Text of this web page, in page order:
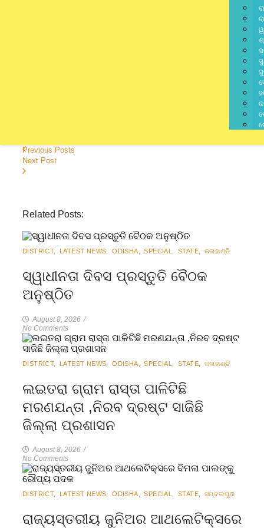
Previous Posts
Next Post
Related Posts:
DISTRICT, LATEST NEWS ODISHA SPECIAL STATE କଳାହାଣ୍ଡି
ସ୍ୱାଧୀନତା ଦିବସ ପ୍ରସ୍ତୁତି ବୈଠକ
ଅନୁଷ୍ଠିତ
August 8, 2026 /
No Comments
DISTRICT, LATEST NEWS ODISHA SPECIAL STATE କଳାହାଣ୍ଡି
ଲଇତରା ଗ୍ରାମ ରାସ୍ତା ପାଳିଟିଛି
ମରଣଯନ୍ତା ,ନିରବ ଦ୍ରଷ୍ଟ ସାଜିଛି
ଜିଲ୍ଲା ପ୍ରଶାସନ
August 8, 2026 /
No Comments
DISTRICT, LATEST NEWS, ODISHA, SPECIAL, STATE, ସମ୍ବଲପୁର
ରାଜ୍ୟସ୍ତରୀୟ ଜୁନିଅର ଆଥଲେଟିକ୍ସରେ